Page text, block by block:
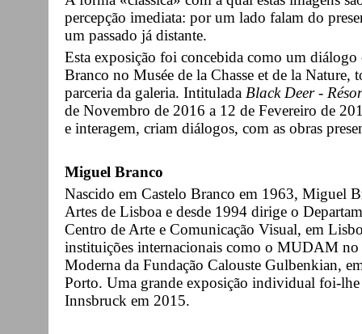
percepção imediata: por um lado falam do
um passado já distante.
Esta exposição foi concebida como um
Branco no Musée de la Chasse et de la Nature,
parceria da galeria. Intitulada Black Deer -
de Novembro de 2016 a 12 de Fevereiro de
e interagem, criam diálogos, com as obras
Miguel Branco
Nascido em Castelo Branco em 1963, Miguel
Artes de Lisboa e desde 1994 dirige o
Centro de Arte e Comunicação Visual, em
instituições internacionais como o MUDAM
Moderna da Fundação Calouste Gulbenkian,
Porto. Uma grande exposição individual foi-
Innsbruck em 2015.